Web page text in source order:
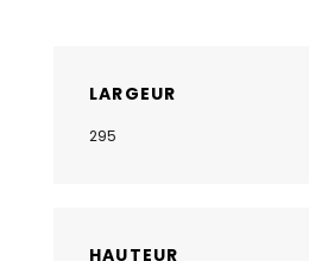
LARGEUR
295
HAUTEUR